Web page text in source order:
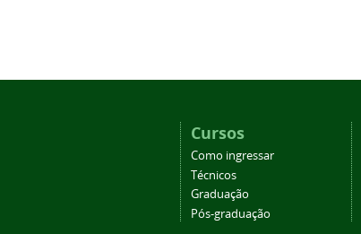
Cursos
Como ingressar
Técnicos
Graduação
Pós-graduação